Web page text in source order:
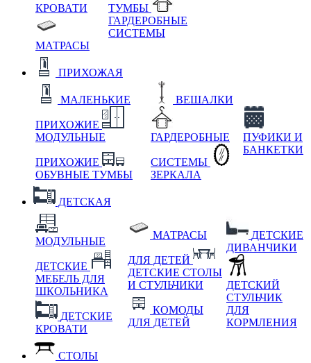
КРОВАТИ
МАТРАСЫ
ТУМБЫ
ГАРДЕРОБНЫЕ
СИСТЕМЫ
ПРИХОЖАЯ
МАЛЕНЬКИЕ
ПРИХОЖИЕ
МОДУЛЬНЫЕ
ПРИХОЖИЕ
ОБУВНЫЕ ТУМБЫ
ВЕШАЛКИ
ГАРДЕРОБНЫЕ
СИСТЕМЫ
ЗЕРКАЛА
ПУФИКИ И
БАНКЕТКИ
ДЕТСКАЯ
МОДУЛЬНЫЕ
ДЕТСКИЕ
МЕБЕЛЬ ДЛЯ
ШКОЛЬНИКА
ДЕТСКИЕ
КРОВАТИ
МАТРАСЫ
ДЛЯ ДЕТЕЙ
ДЕТСКИЕ СТОЛЫ
И СТУЛЬЧИКИ
КОМОДЫ
ДЛЯ ДЕТЕЙ
ДЕТСКИЕ
ДИВАНЧИКИ
ДЕТСКИЙ
СТУЛЬЧИК
ДЛЯ
КОРМЛЕНИЯ
СТОЛЫ